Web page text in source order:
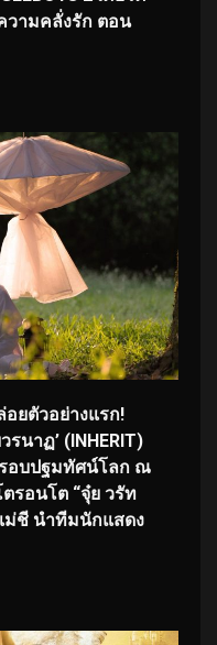
วามคลั่งรัก ตอน
อยตัวอย่างแรก!
นาฏ’ (INHERIT)
อบปฐมทัศน์โลก ณ
รอนโต “จุ๋ย วรัท
ม่ชี นำทีมนักแสดง